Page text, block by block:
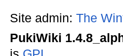
Site admin: The
PukiWiki